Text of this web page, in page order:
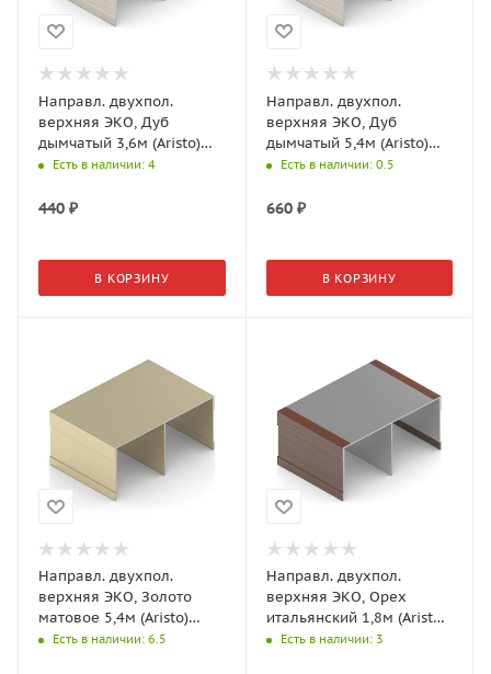
Направл. двухпол.
верхняя ЭКО, Дуб
дымчатый 3,6м (Aristo)
AE0457.BP540.OSTPV.RA
Есть в наличии: 4
440 ₽
В КОРЗИНУ
Направл. двухпол.
верхняя ЭКО, Дуб
дымчатый 5,4м (Aristo)
AE0492.AP540.OSTPV.RA
Есть в наличии: 0.5
660₽
В КОРЗИНУ
Направл. двухпол.
верхняя ЭКО, Золото
матовое 5,4м (Aristo)
AE0492.VP540.GLMAN.CJ
Есть в наличии: 6.5
Направл. двухпол.
верхняя ЭКО, Орех
итальянский 1,8м (Aristo)
AE0492.AP540.WITPV.RA
Есть в наличии: 3